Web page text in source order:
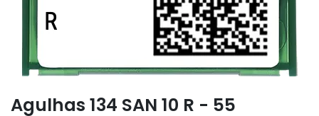
Agulhas 134 SAN 10 R - 55